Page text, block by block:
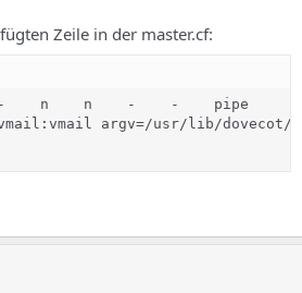
Zeile in der master.cf:
-    n    n    -    -    pipe
argv=/usr/lib/